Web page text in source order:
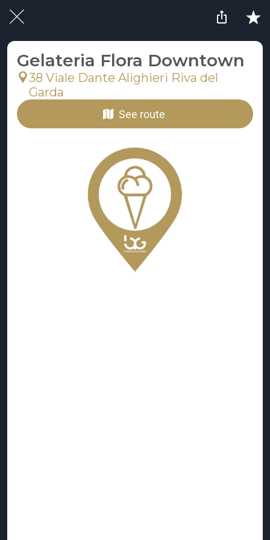
Gelateria Flora Downtown
38 Viale Dante Alighieri Riva del
Garda
See route